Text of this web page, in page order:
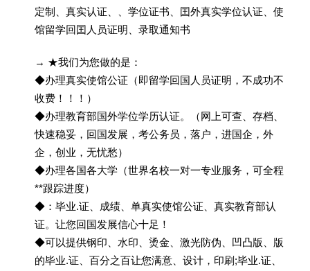
定制、真实认证、、学位证书、囯外真实学位认证、使
馆留学回囯人员证明、录取通知书
→ ★我们为您做的是：
◆办理真实使馆公证（即留学回国人员证明，不成功不
收费！！！）
◆办理教育部国外学位学历认证。（网上可查、存档、
快速稳妥，回国发展，考公务员，落户，进国企，外
企，创业，无忧愁）
◆办理各国各大学（世界名校一对一专业服务，可全程
**跟踪进度）
◆：毕业.证、成绩、单真实使馆公证、真实教育部认
证。让您回国发展信心十足！
◆可以提供钢印、水印、烫金、激光防伪、凹凸版、版
的毕业.证、百分之百让您满意、设计，印刷;毕业.证、